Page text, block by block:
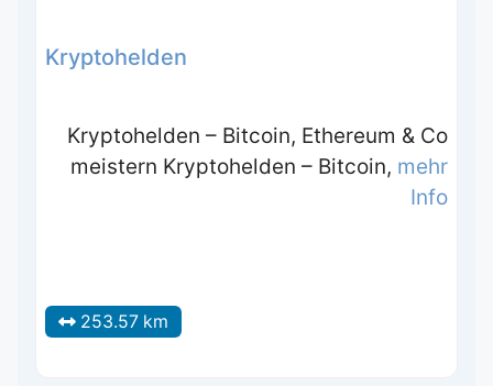
Kryptohelden
Kryptohelden – Bitcoin, Ethereum & Co
meistern Kryptohelden – Bitcoin, mehr
Info
253.57 km